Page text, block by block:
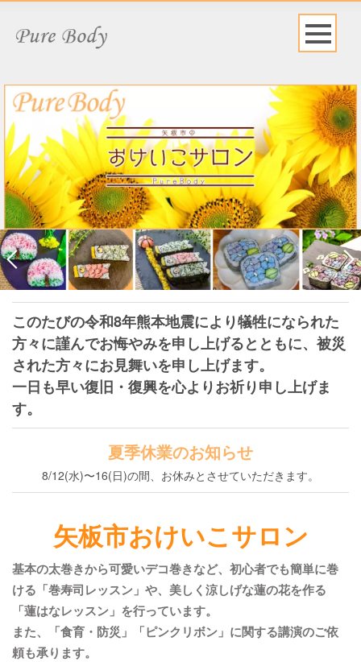
このたびの令和8年熊本地震により犠牲になられた
方々に謹んでお悔やみを申し上げるとともに、被災
された方々にお見舞いを申し上げます。
一日も早い復旧・復興を心よりお祈り申し上げま
す。
夏季休業のお知らせ
8/12(水)〜16(日)の間、お休みとさせていただきます。
矢板市おけいこサロン
基本の太巻きから可愛いデコ巻きなど、初心者でも簡単に巻
ける「巻寿司レッスン」や、美しく涼しげな蓮の花を作る
「蓮はなレッスン」を行っています。
また、「食育・防災」「ピンクリボン」に関する講演のご依
頼も承ります。